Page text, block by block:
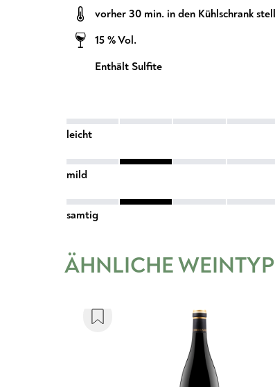
vorher 30 min. in den Kühlschrank
15 % Vol.
Enthält Sulfite
leicht
mild
samtig
ÄHNLICHE